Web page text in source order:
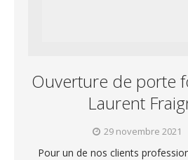
Ouverture de porte
Laurent
29 novembre 2021
Pour un de nos clients